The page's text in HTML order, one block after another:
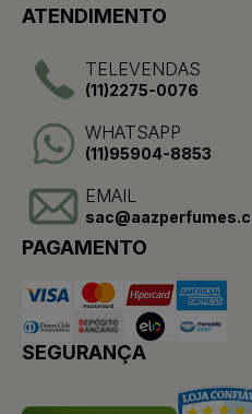
ATENDIMENTO
TELEVENDAS
(11)2275-0076
WHATSAPP
(11)95904-8853
EMAIL
PAGAMENTO
SEGURANÇA